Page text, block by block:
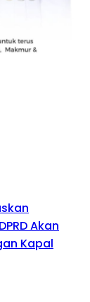
Akan
Kapal